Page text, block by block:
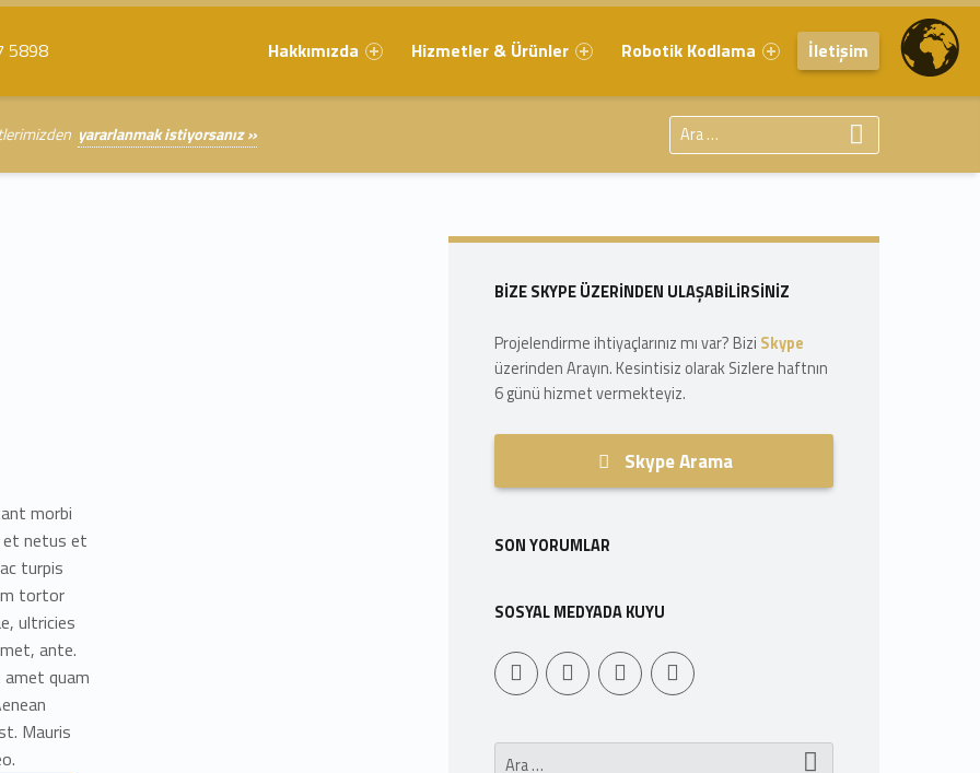
5898
Hakkımızda Hizmetler & Ürünler Robotik Kodlama İletişim
yararlanmak istiyorsanız »
morbi
netus et
turpis
tortor
ultricies
ante.
amet quam
Mauris
Sidebar
BIZE SKYPE ÜZERINDEN ULAŞABILIRSINIZ
Projelendirme ihtiyaçlarınız mı var? Bizi Skype
üzerinden Arayın. Kesintisiz olarak Sizlere haftnın
6 günü hizmet vermekteyiz.
Skype Arama
SON YORUMLAR
SOSYAL MEDYADA KUYU
WebMan on Facebook
YoutubeWebMan DesignSepet
Arama: